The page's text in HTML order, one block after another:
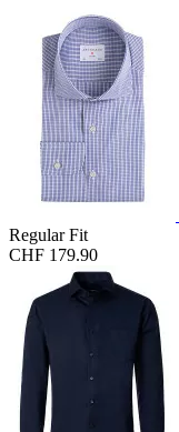
Regular Fit
CHF 179.90